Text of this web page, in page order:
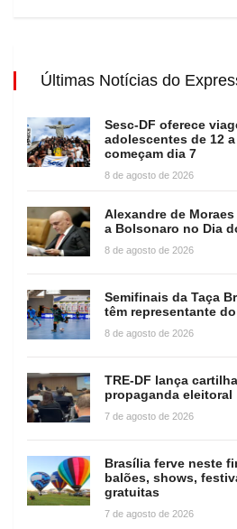
Últimas Notícias do
Sesc-DF oferece
adolescentes de 12
começam dia 7
8 de agosto de 2026
Alexandre de
a Bolsonaro no Dia
8 de agosto de 2026
Semifinais da Taça
têm representante do
8 de agosto de 2026
TRE-DF lança
propaganda eleitoral
7 de agosto de 2026
Brasília ferve neste
balões, shows,
gratuitas
7 de agosto de 2026